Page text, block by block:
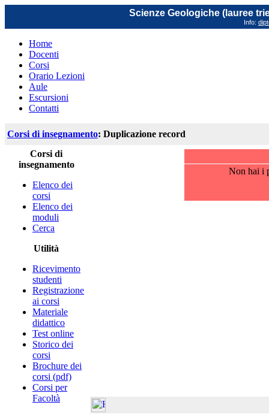
Scienze Geologiche (lauree
Info:
Home
Docenti
Corsi
Orario Lezioni
Aule
Escursioni
Contatti
Corsi di insegnamento: Duplicazione record
Corsi di
insegnamento
Elenco dei
corsi
Elenco dei
moduli
Cerca
Utilità
Ricevimento
studenti
Registrazione
ai corsi
Materiale
didattico
Test online
Storico dei
corsi
Brochure dei
corsi (pdf)
Corsi per
Facoltà
Non hai i